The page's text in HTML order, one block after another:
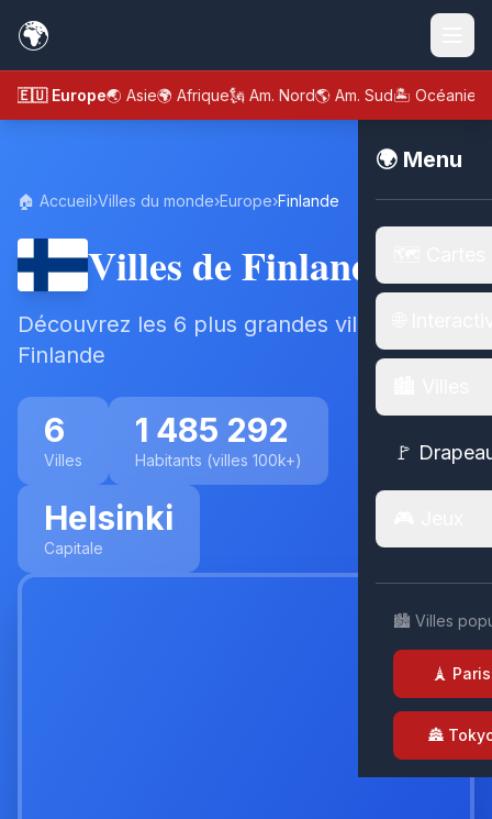
🌍
🇪🇺 Europe🌏 Asie🌍 Afrique🗽 Am. Nord🌎 Am. Sud🏝️ Océanie
🌍 Menu
🚩
🏙️ Villes
🗼 Paris
🏯
🏠 Accueil›Villes du monde›Europe›Finlande
Villes de Finlande
Découvrez les 6 plus grandes villes de
Finlande
6
Villes
1 485 292
Habitants (villes 100k+)
Helsinki
Capitale